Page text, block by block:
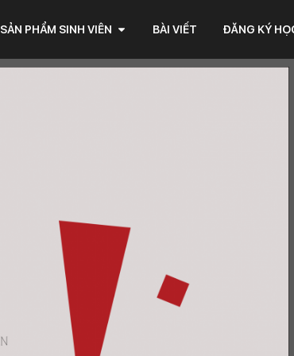
SẢN PHẨM SINH VIÊN BÀI VIẾT ĐĂNG KÝ